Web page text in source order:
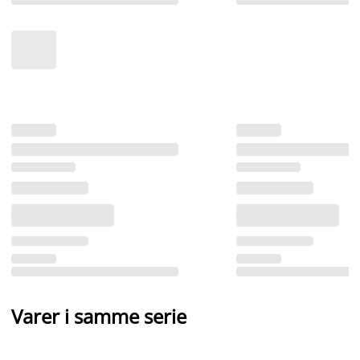
Varer i samme serie